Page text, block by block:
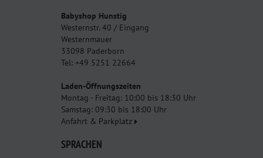
Babyshop Hunstig
Westernstr. 40 / Eingang
Westernmauer
33098 Paderborn
Tel: +49 5251 22664
Laden-Öffnungszeiten
Montag - Freitag: 10:00 bis 18:30 Uhr
Samstag: 09:30 bis 18:00 Uhr
Anfahrt & Parkplatz
SPRACHEN